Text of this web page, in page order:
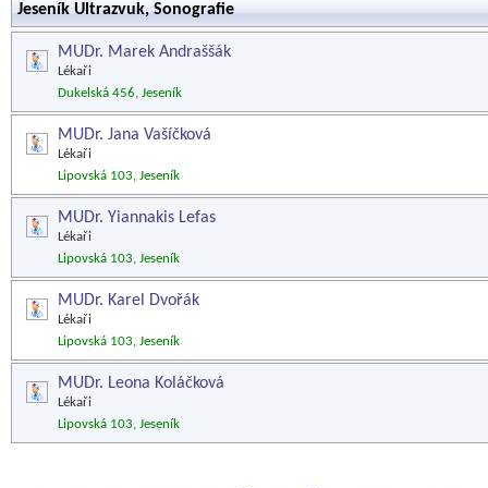
Jeseník Ultrazvuk, Sonografie
MUDr. Marek Andraššák
Lékaři
Dukelská 456, Jeseník
MUDr. Jana Vašíčková
Lékaři
Lipovská 103, Jeseník
MUDr. Yiannakis Lefas
Lékaři
Lipovská 103, Jeseník
MUDr. Karel Dvořák
Lékaři
Lipovská 103, Jeseník
MUDr. Leona Koláčková
Lékaři
Lipovská 103, Jeseník